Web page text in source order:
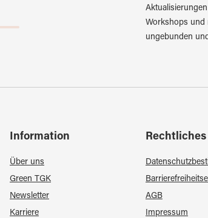
Workshops und
ungebunden
Information
Über uns
Green TGK
Newsletter
Karriere
Rechtliches
AGB
Impressum